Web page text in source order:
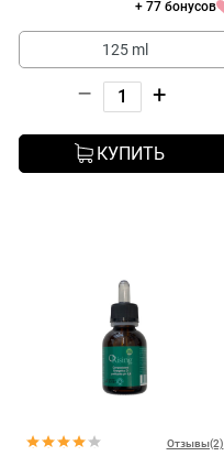
+ 77 бонусов
125 ml
– +
КУПИТЬ
Отзывы(2)